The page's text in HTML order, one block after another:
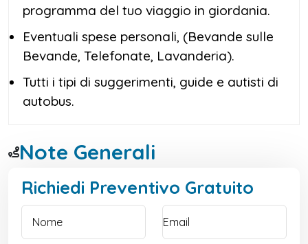
programma del tuo viaggio in giordania.
Eventuali spese personali, (Bevande sulle
Bevande, Telefonate, Lavanderia).
Tutti i tipi di suggerimenti, guide e autisti di
autobus.
Note Generali
Richiedi Preventivo Gratuito